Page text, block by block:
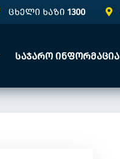
ცხელი ხაზი 1300
Საჯარო Ინფორმაცია